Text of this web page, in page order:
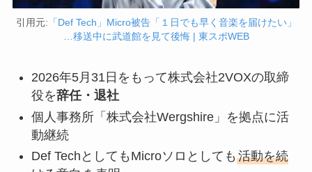
引用元: 「Def Tech」Micro被告「１日でも早く音楽を届けたい」
…移送中に武道館を見て後悔 | 東スポWEB
2026年5月31日をもって株式会社2VOXの取締
役を辞任・退社
個人事務所「株式会社Wergshire」を拠点に活
動継続
Def TechとしてもMicroソロとしても 活動を続